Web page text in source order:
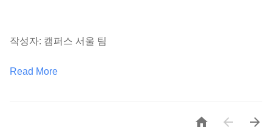
작성자: 캠퍼스 서울 팀
Read More
  